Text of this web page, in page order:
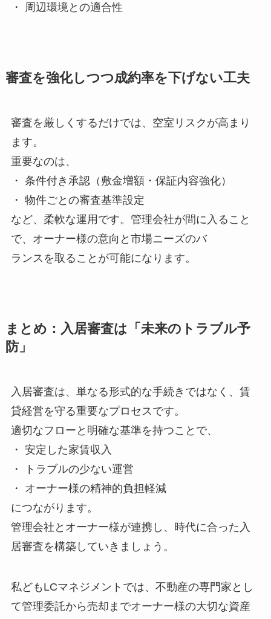
・ 周辺環境との適合性
審査を強化しつつ成約率を下げない工夫
審査を厳しくするだけでは、空室リスクが高まり
ます。
重要なのは、
・ 条件付き承認（敷金増額・保証内容強化）
・ 物件ごとの審査基準設定
など、柔軟な運用です。管理会社が間に入ること
で、オーナー様の意向と市場ニーズのバ
ランスを取ることが可能になります。
まとめ：入居審査は「未来のトラブル予
防」
入居審査は、単なる形式的な手続きではなく、賃
貸経営を守る重要なプロセスです。
適切なフローと明確な基準を持つことで、
・ 安定した家賃収入
・ トラブルの少ない運営
・ オーナー様の精神的負担軽減
につながります。
管理会社とオーナー様が連携し、時代に合った入
居審査を構築していきましょう。
私どもLCマネジメントでは、不動産の専門家とし
て管理委託から売却までオーナー様の大切な資産